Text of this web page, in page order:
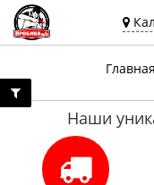
Главная
Наши